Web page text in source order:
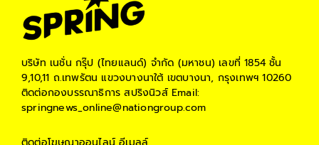
บริษัท เนชั่น กรุ๊ป (ไทยแลนด์) จำกัด (มหาชน) เลขที่ 1854 ชั้น
9,10,11 ถ.เทพรัตน แขวงบางนาใต้ เขตบางนา, กรุงเทพฯ 10260
ติดต่อกองบรรณาธิการ สปริงนิวส์Email:
springnews_online@nationgroup.com